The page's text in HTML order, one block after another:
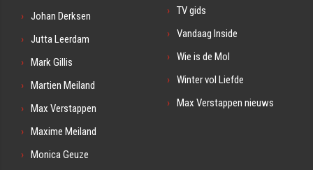
Johan Derksen
Jutta Leerdam
Mark Gillis
Martien Meiland
Max Verstappen
Maxime Meiland
Monica Geuze
TV gids
Vandaag Inside
Wie is de Mol
Winter vol Liefde
Max Verstappen nieuws